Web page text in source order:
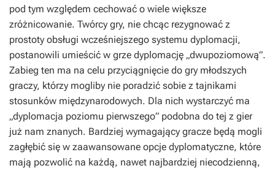
pod tym względem cechować o wiele większe
zróżnicowanie. Twórcy gry, nie chcąc rezygnować z
prostoty obsługi wcześniejszego systemu dyplomacji,
postanowili umieścić w grze dyplomację „dwupoziomową”.
Zabieg ten ma na celu przyciągnięcie do gry młodszych
graczy, którzy mogliby nie poradzić sobie z tajnikami
stosunków międzynarodowych. Dla nich wystarczyć ma
„dyplomacja poziomu pierwszego” podobna do tej z gier
już nam znanych. Bardziej wymagający gracze będą mogli
zagłębić się w zaawansowane opcje dyplomatyczne, które
mają pozwolić na każdą, nawet najbardziej niecodzienną,